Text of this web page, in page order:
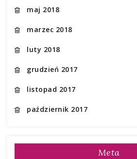
maj 2018
marzec 2018
luty 2018
grudzień 2017
listopad 2017
październik 2017
Meta